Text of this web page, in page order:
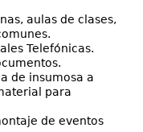
aulas de clases,
Telefónicas.
de insumosa a
para
de eventos